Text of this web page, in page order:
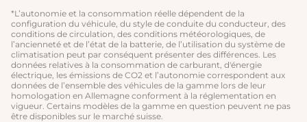
*L’autonomie et la consommation réelle dépendent de la
configuration du véhicule, du style de conduite du conducteur, des
conditions de circulation, des conditions météorologiques, de
l’ancienneté et de l’état de la batterie, de l’utilisation du système de
climatisation peut par conséquent présenter des différences. Les
données relatives à la consommation de carburant, d'énergie
électrique, les émissions de CO2 et l’autonomie correspondent aux
données de l’ensemble des véhicules de la gamme lors de leur
homologation en Allemagne conforment à la réglementation en
vigueur. Certains modèles de la gamme en question peuvent ne pas
être disponibles sur le marché suisse.